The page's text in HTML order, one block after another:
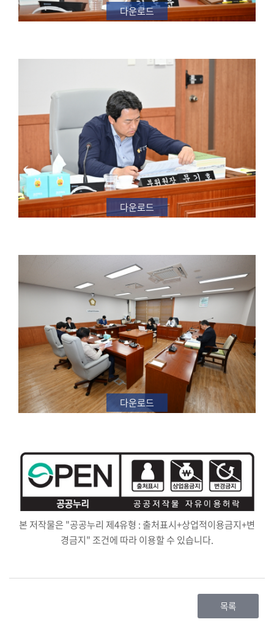
다운로드
다운로드
다운로드
본 저작물은 "공공누리 제4유형 : 출처표시+상업적이용금지+변
경금지"조건에 따라 이용할 수 있습니다.
목록